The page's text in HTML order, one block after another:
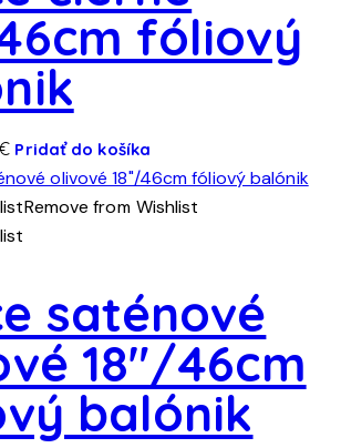
môžete
vybrať
fóliový
Price
range:
4.20€
through
Pridať do košíka
produkt
má
si
môžete
vybrať
na
stránke
Remove from Wishlist
saténové
18″/46cm
balónik